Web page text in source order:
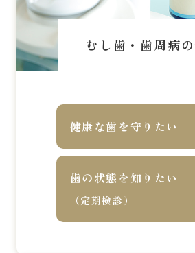
むし歯・歯周病
健康な歯を守りたい
歯の状態を知りたい
（定期検診）